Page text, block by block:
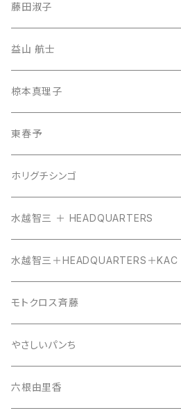
藤田淑子
益山 航士
椋本真理子
東春予
ホリグチシンゴ
水越智三 ＋ HEADQUARTERS
水越智三＋HEADQUARTERS＋KAC
モトクロス斉藤
やさしいパンち
六根由里香